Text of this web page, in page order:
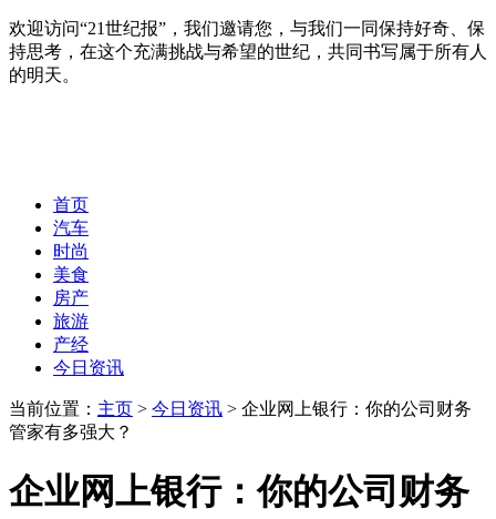
欢迎访问“21世纪报”，我们邀请您，与我们一同保持好奇、保
持思考，在这个充满挑战与希望的世纪，共同书写属于所有人
的明天。
首页
汽车
时尚
美食
房产
旅游
产经
今日资讯
当前位置： 主页 > 今日资讯 > 企业网上银行：你的公司财务
管家有多强大？
企业网上银行：你的公司财务